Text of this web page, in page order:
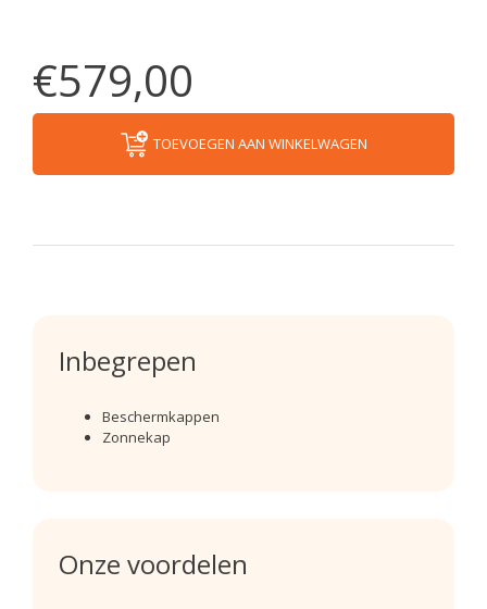
€579,00
TOEVOEGEN AAN WINKELWAGEN
Inbegrepen
Beschermkappen
Zonnekap
Onze voordelen